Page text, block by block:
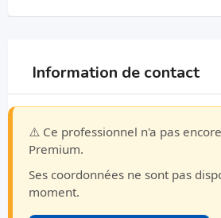
Information de contact
⚠️ Ce professionnel n'a pas
Premium.
Ses coordonnées ne sont pas
moment.